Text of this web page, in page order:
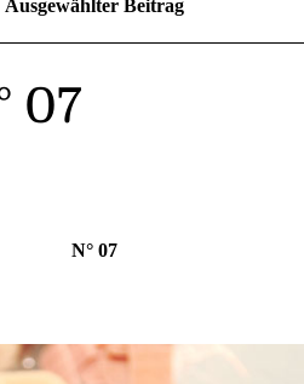
Ausgewählter Beitrag
07
N° 07